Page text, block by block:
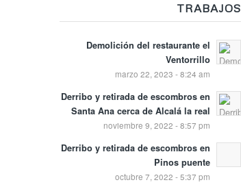
TRABAJOS
Demolición del restaurante el
Ventorrillo
marzo 22, 2023 - 8:24 am
Derribo y retirada de escombros en
Santa Ana cerca de Alcalá la real
noviembre 9, 2022 - 8:57 pm
Derribo y retirada de escombros en
Pinos puente
octubre 7, 2022 - 5:37 pm